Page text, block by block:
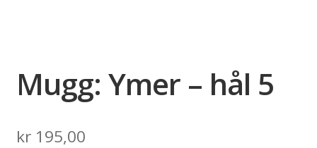
Mugg: Ymer – hål 5
kr195,00